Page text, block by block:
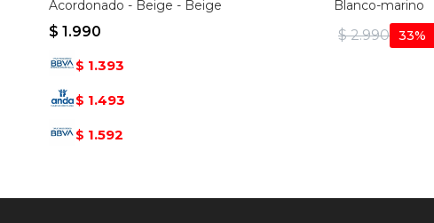
Acordonado - Beige - Beige
$ 1.990
$ 1.393
$ 1.493
$ 1.592
Blanco-marino
$ 2.990 33